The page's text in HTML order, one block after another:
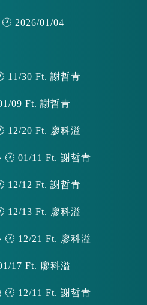
2026/01/04
11/30 Ft. 謝哲青
09 Ft. 謝哲青
12/20 Ft. 廖科溢
01/11 Ft. 謝哲青
12/12 Ft. 謝哲青
12/13 Ft. 廖科溢
12/21 Ft. 廖科溢
17 Ft. 廖科溢
12/11 Ft. 謝哲青